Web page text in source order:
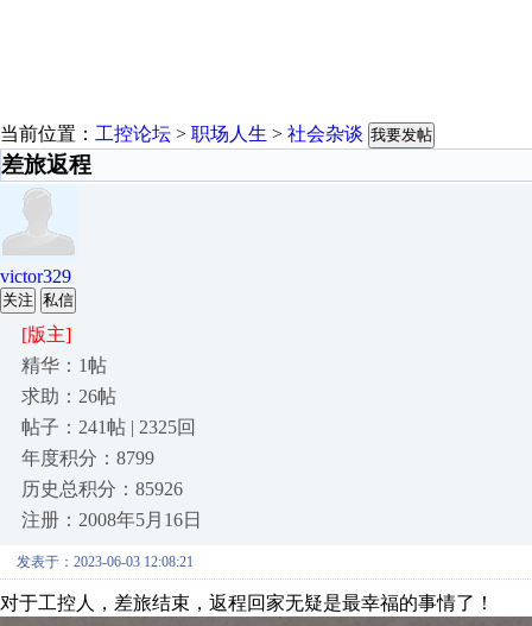
当前位置： 工控论坛 > 职场人生 > 社会杂谈 我要发帖
差旅返程
victor329
关注 私信
[版主]
精华：1帖
求助：26帖
帖子：241帖 | 2325回
年度积分：8799
历史总积分：85926
注册：2008年5月16日
发表于：2023-06-03 12:08:21
对于工控人，差旅结束，返程回家无疑是最幸福的事情了！